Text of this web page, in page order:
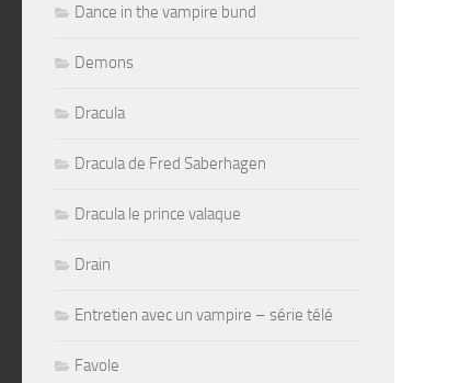
Dance in the vampire bund
Demons
Dracula
Dracula de Fred Saberhagen
Dracula le prince valaque
Drain
Entretien avec un vampire – série télé
Favole